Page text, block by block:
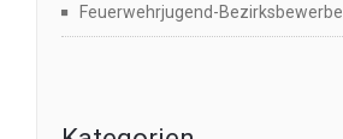
Feuerwehrjugend-Bezirksbewerbe